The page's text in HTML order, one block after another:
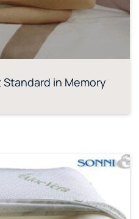
in Memory